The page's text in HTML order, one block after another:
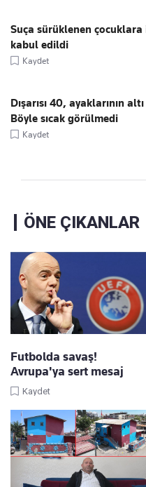
Suça sürüklenen
kabul edildi
Kaydet
Dışarısı 40, ayaklarının
Böyle sıcak görülmedi
Kaydet
ÖNE ÇIKANLAR
Futbolda savaş!
Avrupa'ya sert mesaj
Kaydet